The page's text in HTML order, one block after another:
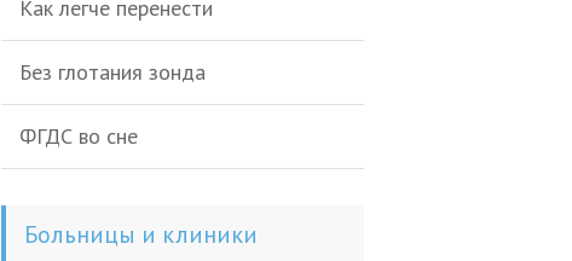
Как легче перенести
Без глотания зонда
ФГДС во сне
Больницы и клиники